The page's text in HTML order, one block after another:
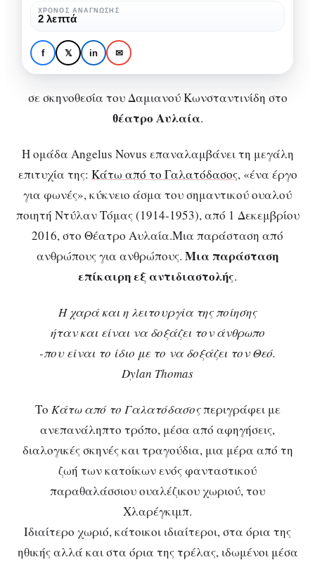
[5/12 – 12/12] “Κάτω
από το Γαλατόδασος”
από
Γαλατόδασος”
ΧΡΌΝΟΣ ΑΝΆΓΝΩΣΗΣ
2 λεπτά
f 𝕏 in ✉
σε σκηνοθεσία του Δαμιανού Κωνσταντινίδη στο
θέατρο Αυλαία.
Η ομάδα Angelus Novus επαναλαμβάνει τη μεγάλη
επιτυχία της: Κάτω από το Γαλατόδασος, «ένα έργο
για φωνές», κύκνειο άσμα του σημαντικού ουαλού
ποιητή Ντύλαν Τόμας (1914-1953), από 1 Δεκεμβρίου
2016, στο Θέατρο Αυλαία.Μια παράσταση από
ανθρώπους για ανθρώπους. Μια παράσταση
επίκαιρη εξ αντιδιαστολής.
Η χαρά και η λειτουργία της ποίησης
ήταν και είναι να δοξάζει τον άνθρωπο
-που είναι το ίδιο με το να δοξάζει τον Θεό.
Dylan Thomas
Το Κάτω από το Γαλατόδασοςπεριγράφει με
ανεπανάληπτο τρόπο, μέσα από αφηγήσεις,
διαλογικές σκηνές και τραγούδια, μια μέρα από τη
ζωή των κατοίκων ενός φανταστικού
παραθαλάσσιου ουαλέζικου χωριού, του
Χλαρέγκιμπ.
Ιδιαίτερο χωριό, κάτοικοι ιδιαίτεροι, στα όρια της
ηθικής αλλά και στα όρια της τρέλας, ιδωμένοι μέσα